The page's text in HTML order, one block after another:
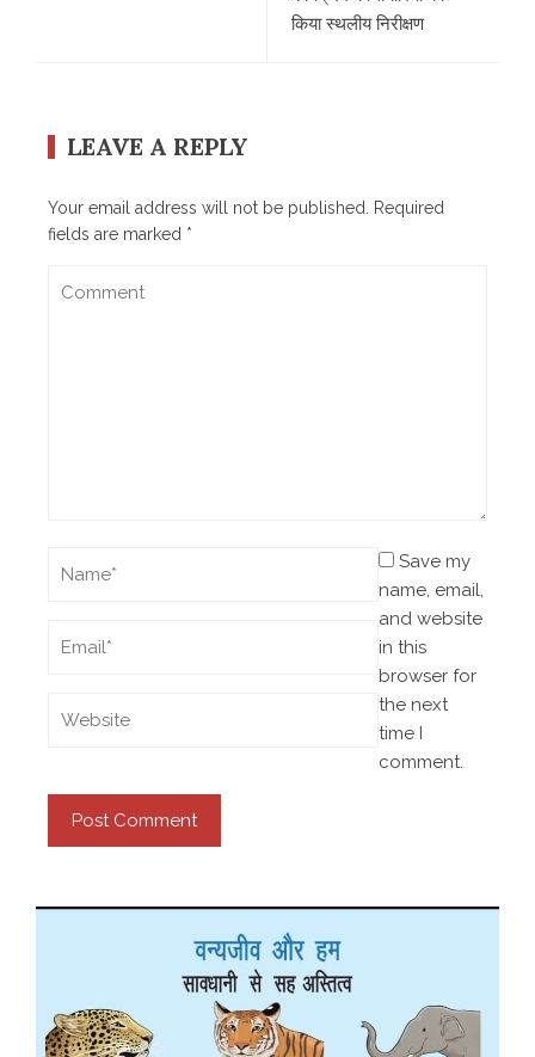
किया स्थलीय निरीक्षण
LEAVE A REPLY
Your email address will not be published.
Required
fields are marked *
Save my
name, email,
and website
in this
browser for
the next
time I
comment.